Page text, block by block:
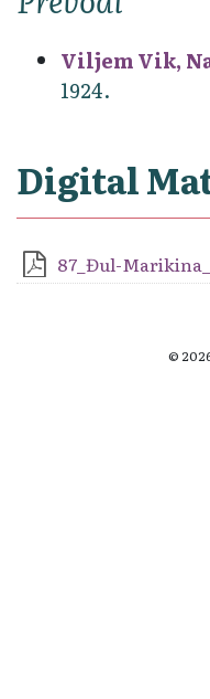
Viljem Vik,
1924.
Digital
87_Đul-
©